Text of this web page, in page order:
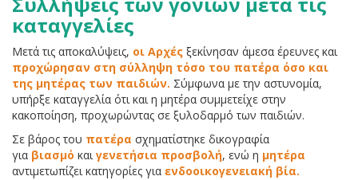
καταγγελίες
Μετά τις αποκαλύψεις, οι Αρχές ξεκίνησαν άμεσα έρευνες και
προχώρησαν στη σύλληψη τόσο του πατέρα όσο και
της μητέρας των παιδιών. Σύμφωνα με την αστυνομία,
υπήρξε καταγγελία ότι και η μητέρα συμμετείχε στην
κακοποίηση, προχωρώντας σε ξυλοδαρμό των παιδιών.
Σε βάρος του πατέρα σχηματίστηκε δικογραφία
για βιασμό καιγενετήσια προσβολή, ενώ η μητέρα
αντιμετωπίζει κατηγορίες για ενδοοικογενειακή βία.